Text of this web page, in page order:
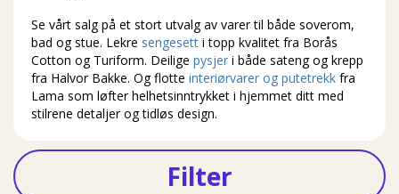
Se vårt salg på et stort utvalg av varer til både soverom,
bad og stue. Lekre sengesett i topp kvalitet fra Borås
Cotton og Turiform. Deilige pysjer i både sateng og krepp
fra Halvor Bakke. Og flotte interiørvarer og putetrekk fra
Lama som løfter helhetsinntrykket i hjemmet ditt med
stilrene detaljer og tidløs design.
Filter